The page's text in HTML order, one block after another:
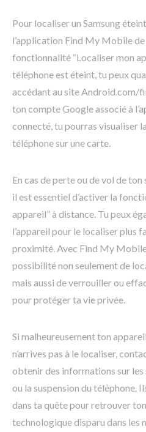
Pour localiser un Samsung
l’application Find My Mobile de
fonctionnalité “Localiser mon
téléphone est éteint, tu peux
accédant au site Android.com/
ton compte Google associé à
connecté, tu pourras visualiser
téléphone sur une carte.
En cas de perte ou de vol de
il est essentiel d’activer la
appareil” à distance. Tu peux
l’appareil pour le localiser plus
proximité. Avec Find My Mobile
possibilité non seulement de
mais aussi de verrouiller ou
pour protéger ta vie privée.
Si malheureusement ton
n’arrives pas à le localiser,
obtenir des informations sur
ou la suspension du téléphone.
dans ta quête pour retrouver
technologique disparu dans les